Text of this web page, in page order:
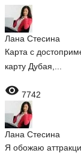
Лана Стесина
Карта с
карту Дубая,...
 7742
Лана Стесина
Я обожаю